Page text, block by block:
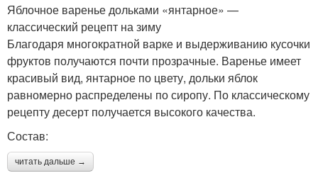
Яблочное варенье дольками «янтарное» —
классический рецепт на зиму
Благодаря многократной варке и выдерживанию кусочки
фруктов получаются почти прозрачные. Варенье имеет
красивый вид, янтарное по цвету, дольки яблок
равномерно распределены по сиропу. По классическому
рецепту десерт получается высокого качества.
Состав:
читать дальше →